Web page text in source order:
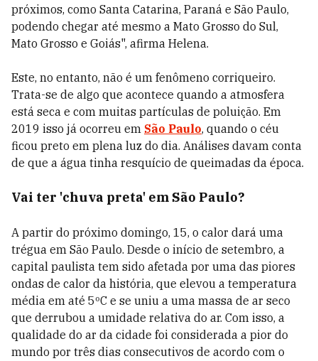
próximos, como Santa Catarina, Paraná e São Paulo,
podendo chegar até mesmo a Mato Grosso do Sul,
Mato Grosso e Goiás", afirma Helena.
Este, no entanto, não é um fenômeno corriqueiro.
Trata-se de algo que acontece quando a atmosfera
está seca e com muitas partículas de poluição. Em
2019 isso já ocorreu em São Paulo, quando o céu
ficou preto em plena luz do dia. Análises davam conta
de que a água tinha resquício de queimadas da época.
Vai ter 'chuva preta' em São Paulo?
A partir do próximo domingo, 15, o calor dará uma
trégua em São Paulo. Desde o início de setembro, a
capital paulista tem sido afetada por uma das piores
ondas de calor da história, que elevou a temperatura
média em até 5ºC e se uniu a uma massa de ar seco
que derrubou a umidade relativa do ar. Com isso, a
qualidade do ar da cidade foi considerada a pior do
mundo por três dias consecutivos de acordo com o